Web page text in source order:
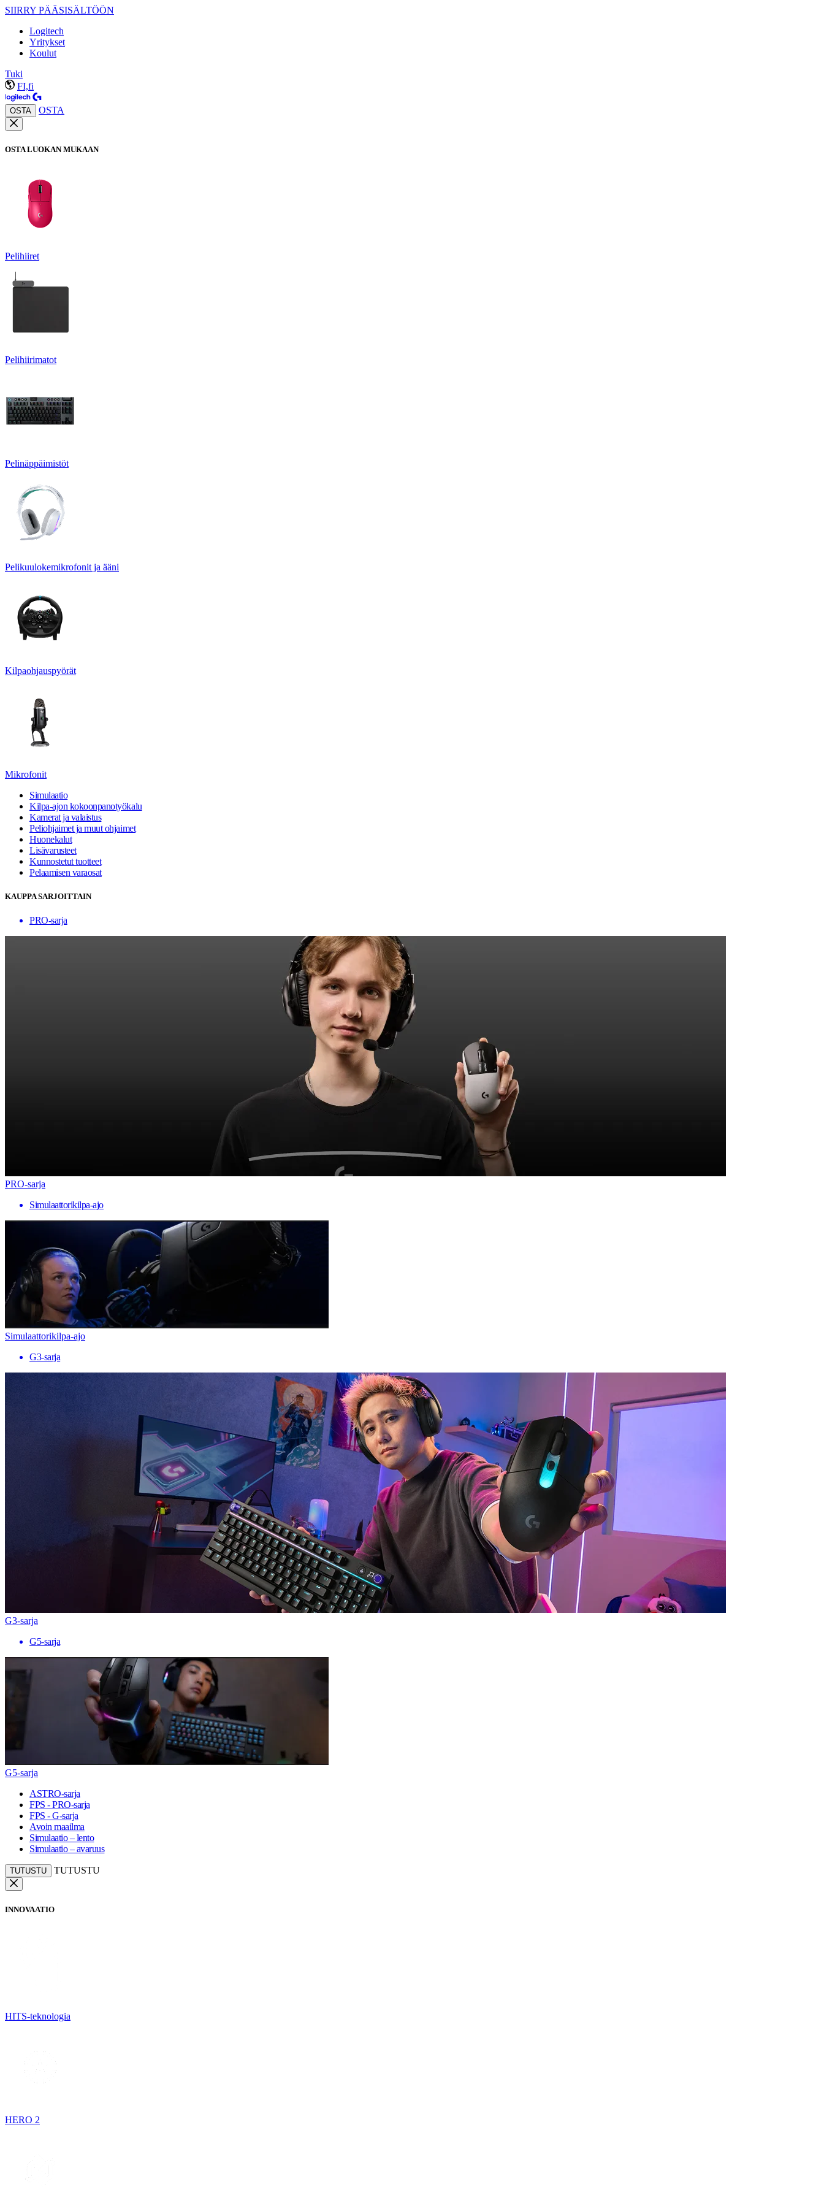
SIIRRY PÄÄSISÄLTÖÖN
Logitech
Yritykset
Koulut
Tuki
FI,fi
OSTA OSTA
OSTA LUOKAN MUKAAN
Pelihiiret
Pelihiirimatot
Pelinäppäimistöt
Pelikuulokemikrofonit ja ääni
Kilpaohjauspyörät
Mikrofonit
Simulaatio
Kilpa-ajon kokoonpanotyökalu
Kamerat ja valaistus
Peliohjaimet ja muut ohjaimet
Huonekalut
Lisävarusteet
Kunnostetut tuotteet
Pelaamisen varaosat
KAUPPA SARJOITTAIN
PRO-sarja
PRO-sarja
Simulaattorikilpa-ajo
Simulaattorikilpa-ajo
G3-sarja
G3-sarja
G5-sarja
G5-sarja
ASTRO-sarja
FPS - PRO-sarja
FPS - G-sarja
Avoin maailma
Simulaatio – lento
Simulaatio – avaruus
TUTUSTU TUTUSTU
INNOVAATIO
HITS-teknologia
HERO 2